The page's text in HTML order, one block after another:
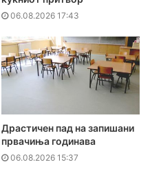
06.08.2026 17:43
Драстичен пад на запишани
првачиња годинава
06.08.2026 15:37